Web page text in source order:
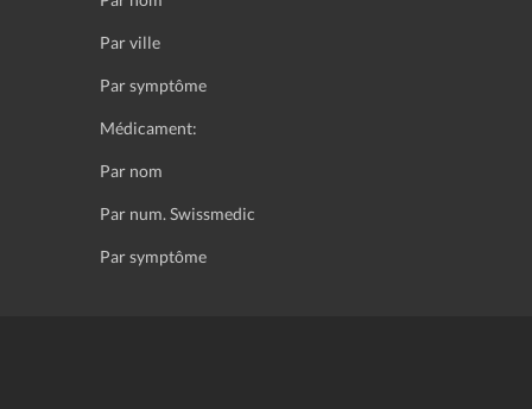
Par ville
Par symptôme
Médicament:
Par nom
Par num. Swissmedic
Par symptôme